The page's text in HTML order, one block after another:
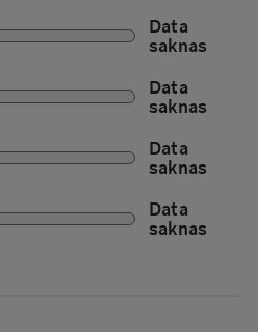
Data
saknas
Data
saknas
Data
saknas
Data
saknas